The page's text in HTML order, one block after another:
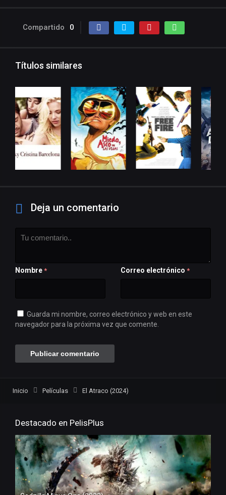
Compartido 0
Títulos similares
Deja un comentario
Nombre * Correo electrónico *
Guarda mi nombre, correo electrónico y web en este
navegador para la próxima vez que comente.
Inicio Películas El Atraco (2024)
Destacado en PelisPlus